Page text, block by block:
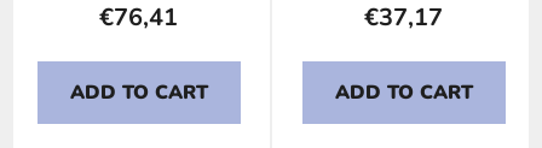
€76,41
ADD TO CART
€37,17
ADD TO CART